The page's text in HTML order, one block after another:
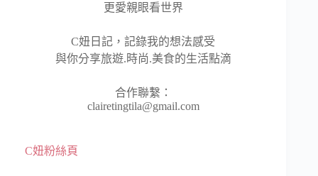
更愛親眼看世界
C妞日記，記錄我的想法感受
與你分享旅遊.時尚.美食的生活點滴
合作聯繫：
clairetingtila@gmail.com
C妞粉絲頁